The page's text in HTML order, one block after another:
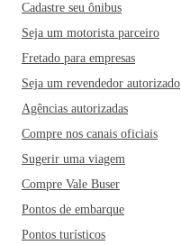
Cadastre seu ônibus
Seja um motorista parceiro
Fretado para empresas
Seja um revendedor autorizado
Agências autorizadas
Compre nos canais oficiais
Sugerir uma viagem
Compre Vale Buser
Pontos de embarque
Pontos turísticos